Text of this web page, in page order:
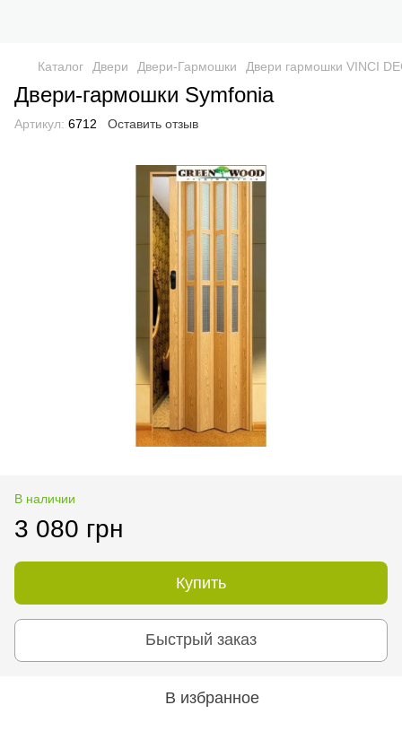
Каталог Двери Двери-Гармошки Двери гармошки VINCI
Двери-гармошки Symfonia
Артикул: 6712 Оставить отзыв
В наличии
3 080 грн
Купить
Быстрый заказ
В избранное